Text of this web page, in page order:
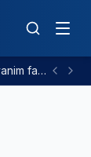
ZDK odobrio 2,38 miliona KM podrške registrovanim farmama goveda